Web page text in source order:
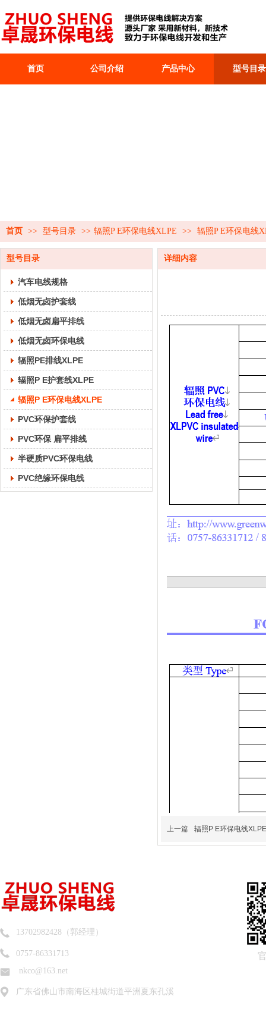
首页 公司介绍 产品中心 型号目录
首页 >> 型号目录 >> 辐照P E环保电线XLPE >> 辐照P E环保电线
型号目录
汽车电线规格
低烟无卤护套线
低烟无卤扁平排线
低烟无卤环保电线
辐照PE排线XLPE
辐照P E护套线XLPE
辐照P E环保电线XLPE
PVC环保护套线
PVC环保 扁平排线
半硬质PVC环保电线
PVC绝缘环保电线
详细内容
上一篇 辐照P E环保电线XLPE
13702982428（郭经理）
nkco@163.net
广东省佛山市南海区桂城街道平洲夏东孔溪
0757-86331713